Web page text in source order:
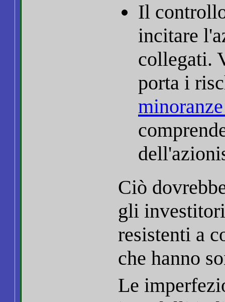
Il
incitare
collegati.
porta i
Ciò
gli
resistenti a
che hanno
Le